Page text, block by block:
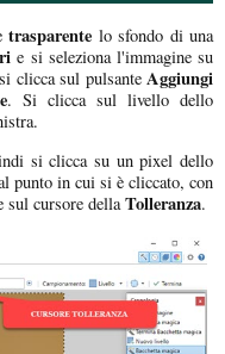
trasparente lo sfondo di una
e si seleziona l'immagine su
clicca sul pulsanteAggiungi
. Si clicca sul livello dello
si clicca su un pixel dello
punto in cui si è cliccato, con
sul cursore della Tolleranza.